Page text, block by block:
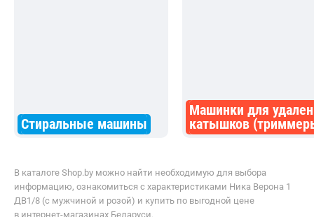
Стиральные машины
Машинки для
катышков
В каталоге Shop.by можно найти необходимую для выбора
информацию, ознакомиться с характеристиками Ника Верона 1
ДВ1/8 (с мужчиной и розой) и купить по выгодной цене
в интернет-магазинах Беларуси.